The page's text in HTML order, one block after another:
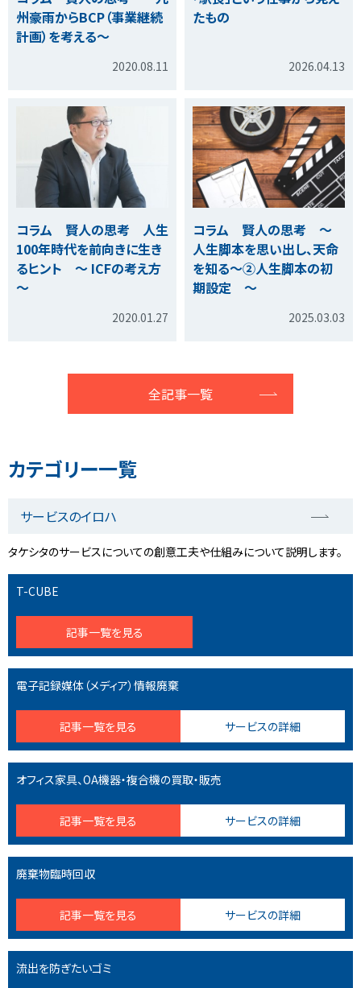
州豪雨からBCP（事業継続
計画）を考える～
2020.08.11
たもの
2026.04.13
コラム 賢人の思考 人生
100年時代を前向きに生き
るヒント ～ ICFの考え方
～
2020.01.27
コラム 賢人の思考 ～
人生脚本を思い出し、天命
を知る～②人生脚本の初
期設定 ～
2025.03.03
全記事一覧
カテゴリー一覧
サービスのイロハ
タケシタのサービスについての創意工夫や仕組みについて説明します。
T-CUBE
記事一覧を見る
電子記録媒体（メディア）情報廃棄
記事一覧を見る サービスの詳細
オフィス家具、OA機器・複合機の買取・販売
記事一覧を見る サービスの詳細
廃棄物臨時回収
記事一覧を見る サービスの詳細
流出を防ぎたいゴミ